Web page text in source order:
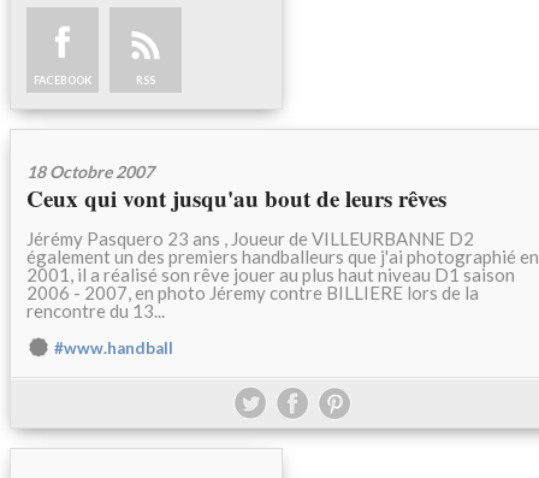
FACEBOOK RSS
18 Octobre 2007
Ceux qui vont jusqu'au bout de leurs rêves
Jérémy Pasquero 23 ans , Joueur de VILLEURBANNE D2
également un des premiers handballeurs que j'ai photographié en
2001, il a réalisé son rêve jouer au plus haut niveau D1 saison
2006 - 2007, en photo Jéremy contre BILLIERE lors de la
rencontre du 13...
#www.handball